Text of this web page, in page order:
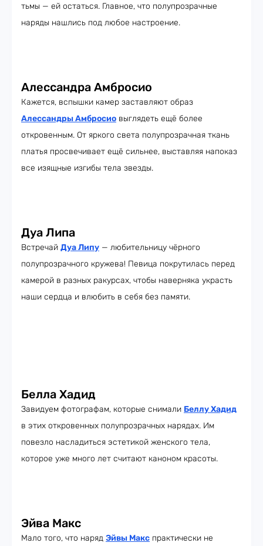
тьмы — ей остаться. Главное, что полупрозрачные
наряды нашлись под любое настроение.
Алессандра Амбросио
Кажется, вспышки камер заставляют образ
Алессандры Амбросио выглядеть ещё более
откровенным. От яркого света полупрозрачная ткань
платья просвечивает ещё сильнее, выставляя напоказ
все изящные изгибы тела звезды.
Дуа Липа
Встречай Дуа Липу — любительницу чёрного
полупрозрачного кружева! Певица покрутилась перед
камерой в разных ракурсах, чтобы наверняка украсть
наши сердца и влюбить в себя без памяти.
Белла Хадид
Завидуем фотографам, которые снимали Беллу Хадид
в этих откровенных полупрозрачных нарядах. Им
повезло насладиться эстетикой женского тела,
которое уже много лет считают каноном красоты.
Эйва Макс
Мало того, что наряд Эйвы Макс практически не